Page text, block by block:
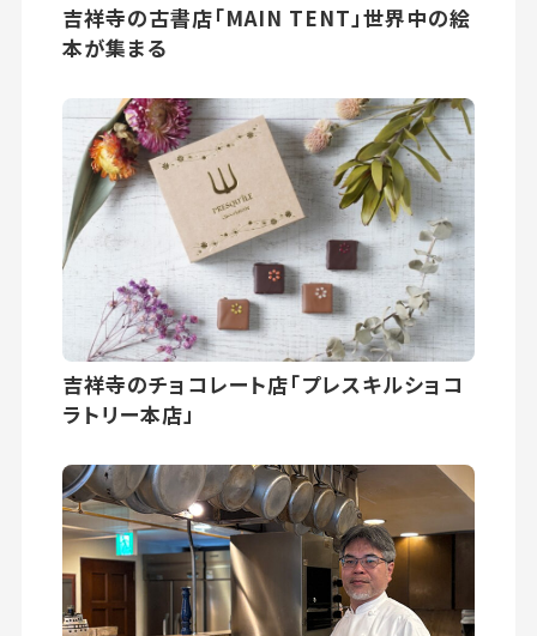
吉祥寺の古書店「MAIN TENT」世界中の絵
本が集まる
吉祥寺のチョコレート店「プレスキルショコ
ラトリー本店」